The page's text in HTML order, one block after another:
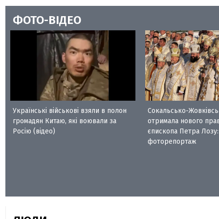
ФОТО-ВІДЕО
Українські військові взяли в полон
громадян Китаю, які воювали за
Росію (відео)
Сокальсько-
отримала нового
єпископа Петра Лозу:
фоторепортаж